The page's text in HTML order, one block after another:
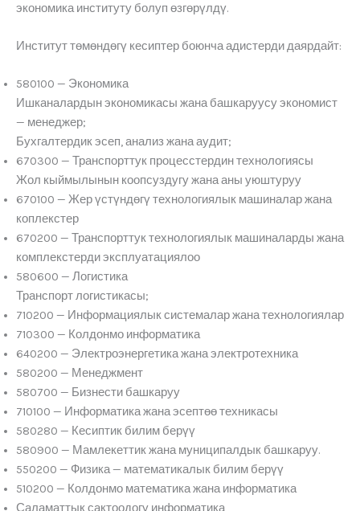
экономика институту болуп өзгөрүлдү.
Институт төмөндөгү кесиптер боюнча адистерди даярдайт:
580100 — Экономика
Ишканалардын экономикасы жана башкаруусу экономист
— менеджер;
Бухгалтердик эсеп, анализ жана аудит;
670300 — Транспорттук процесстердин технологиясы
Жол кыймылынын коопсуздугу жана аны уюштуруу
670100 — Жер үстүндөгү технологиялык машиналар жана
коплекстер
670200 — Транспорттук технологиялык машиналарды жана
комплекстерди эксплуатациялоо
580600 — Логистика
Транспорт логистикасы;
710200 — Информациялык системалар жана технологиялар
710300 — Колдонмо информатика
640200 — Электроэнергетика жана электротехника
580200 — Менеджмент
580700 — Бизнести башкаруу
710100 — Информатика жана эсептөө техникасы
580280 — Кесиптик билим берүү
580900 — Мамлекеттик жана муниципалдык башкаруу.
550200 — Физика — математикалык билим берүү
510200 — Колдонмо математика жана информатика